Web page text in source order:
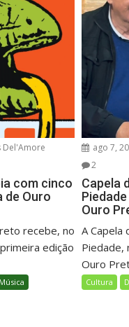
Del'Amore
com cinco
de Ouro
recebe, no
edição
Música
ago 7,
2
Capela
Ouro
A Capela
Piedade,
Ouro
Cultura